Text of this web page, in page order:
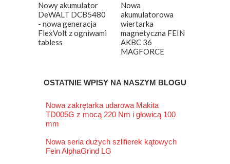
Nowy akumulator
DeWALT DCB5480
- nowa generacja
FlexVolt z ogniwami
tabless
Nowa
akumulatorowa
wiertarka
magnetyczna FEIN
AKBC 36
MAGFORCE
OSTATNIE WPISY NA NASZYM BLOGU
Nowa zakrętarka udarowa Makita
TD005G z mocą 220 Nm i głowicą 100
mm
Nowa seria dużych szlifierek kątowych
Fein AlphaGrind LG